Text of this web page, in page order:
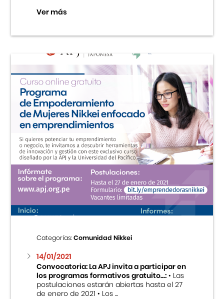
Ver más
Categorías:Comunidad Nikkei
14/01/2021
Convocatoria: La APJ invita a participar en
los programas formativos gratuito...:• Las
postulaciones estarán abiertas hasta el 27
de enero de 2021 • Los ...